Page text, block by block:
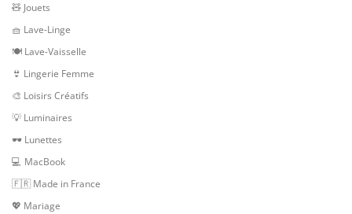
🧸 Jouets
🧺 Lave-Linge
🍽 Lave-Vaisselle
👙 Lingerie Femme
🎨 Loisirs Créatifs
💡 Luminaires
🕶 Lunettes
💻 MacBook
🇫🇷 Made in France
💖 Mariage